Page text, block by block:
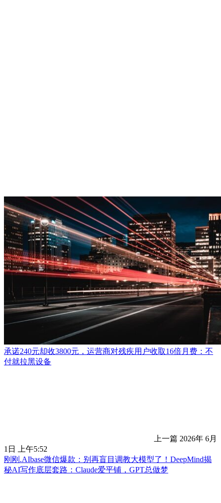
承诺240元却收3800元，运营商对残疾用户收取16倍月费：不
付就拉黑设备
上一篇 2026年 6月
1日 上午5:52
刚刚.AIbase微信爆款：别再盲目调教大模型了！DeepMind揭
秘AI写作底层套路：Claude爱平铺，GPT总做梦